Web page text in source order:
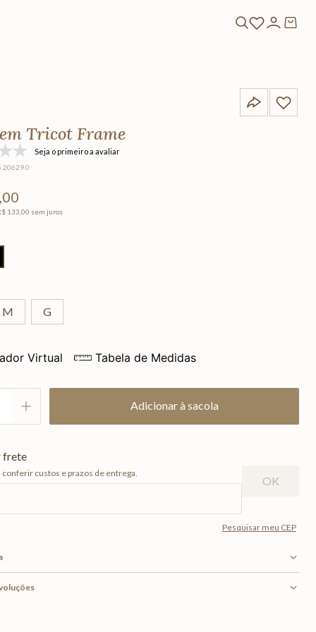
Tricot Frame
Seja o primeiro a avaliar
,00
133 ,00 sem juros
M G
Virtual Tabela de Medidas
Adicionar à sacola